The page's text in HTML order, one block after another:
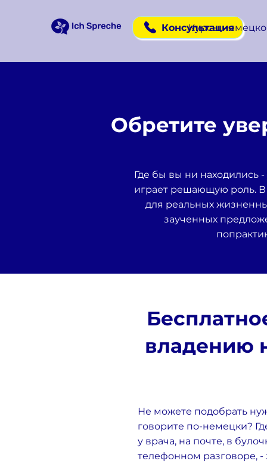
Консультация
Курсы
Обретите
Где бы вы ни находились
играет решающую роль.
для реальных
заученных
владению
Не можете подобрать
говорите по-немецки?
у врача, на почте, в
телефонном разговоре,